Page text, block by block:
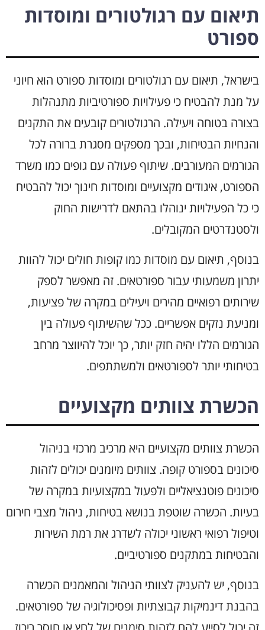
תיאום עם רגולטורים ומוסדות
ספורט
בישראל, תיאום עם רגולטורים ומוסדות ספורט הוא חיוני
על מנת להבטיח כי פעילויות ספורטיביות מתנהלות
בצורה בטוחה ויעילה. הרגולטורים קובעים את התקנים
והנחיות הבטיחות, ובכך מספקים מסגרת ברורה לכל
הגורמים המעורבים. שיתוף פעולה עם גופים כמו משרד
הספורט, איגודים מקצועיים ומוסדות חינוך יכול להבטיח
כי כל הפעילויות ינוהלו בהתאם לדרישות החוק
ולסטנדרטים המקובלים.
בנוסף, תיאום עם מוסדות כמו קופות חולים יכול להוות
יתרון משמעותי עבור ספורטאים. זה מאפשר לספק
שירותים רפואיים מהירים ויעילים במקרה של פציעות,
ומניעת נזקים אפשריים. ככל שהשיתוף פעולה בין
הגורמים הללו יהיה חזק יותר, כך יוכל להיווצר מרחב
בטיחותי יותר לספורטאים ולמשתתפים.
הכשרת צוותים מקצועיים
הכשרת צוותים מקצועיים היא מרכיב מרכזי בניהול
סיכונים בספורט קופה. צוותים מיומנים יכולים לזהות
סיכונים פוטנציאליים ולפעול במקצועיות במקרה של
בעיות. הכשרה שוטפת בנושא בטיחות, ניהול מצבי חירום
וטיפול רפואי ראשוני יכולה לשדרג את רמת השירות
והבטיחות במתקנים ספורטיביים.
בנוסף, יש להעניק לצוותי הניהול והמאמנים הכשרה
בהבנת דינמיקות קבוצתיות ופסיכולוגיה של ספורטאים.